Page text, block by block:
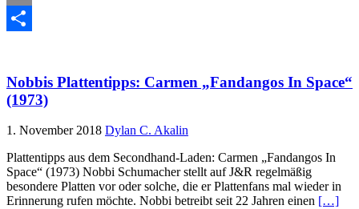
Email
Nobbis Plattentipps: Carmen „Fandangos In Space“
(1973)
1. November 2018 Dylan C. Akalin
Plattentipps aus dem Secondhand-Laden: Carmen „Fandangos In
Space“ (1973) Nobbi Schumacher stellt auf J&R regelmäßig
besondere Platten vor oder solche, die er Plattenfans mal wieder in
Erinnerung rufen möchte. Nobbi betreibt seit 22 Jahren einen […]